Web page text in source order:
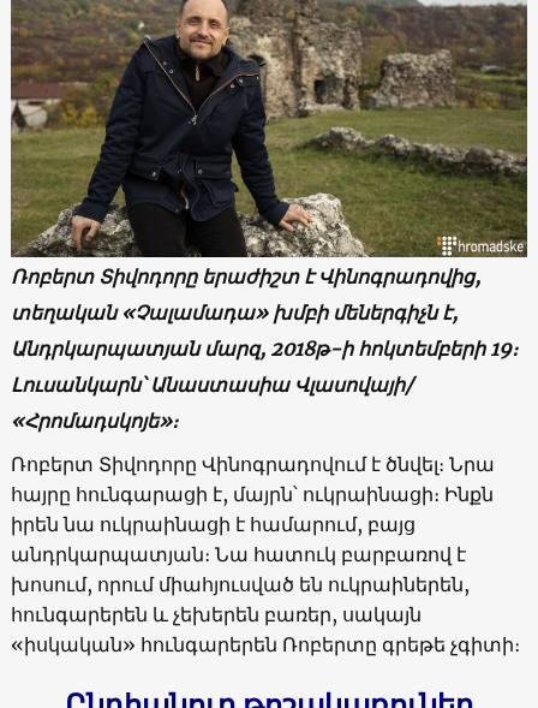
Ռոբերտ Տիվոդորը երաժիշտ է Վինոգրադովից,
տեղական «Չալամադա» խմբի մեներգիչն է,
Անդրկարպատյան մարզ, 2018թ-ի հոկտեմբերի 19։
Լուսանկարն՝ Անաստասիա Վլասովայի/
«Հրոմադսկոյե»։
Ռոբերտ Տիվոդորը Վինոգրադովում է ծնվել։ Նրա
հայրը հունգարացի է, մայրն՝ ուկրաինացի։ Ինքն
իրեն նա ուկրաինացի է համարում, բայց
անդրկարպատյան։ Նա հատուկ բարբառով է
խոսում, որում միահյուսված են ուկրաիներեն,
հունգարերեն և չեխերեն բառեր, սակայն
«իսկական» հունգարերեն Ռոբերտը գրեթե չգիտի։